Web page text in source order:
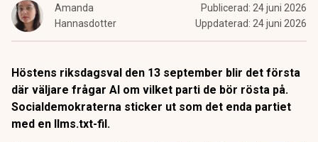
Amanda
Hannasdotter
Publicerad: 24 juni 2026
Uppdaterad: 24 juni 2026
Höstens riksdagsval den 13 september blir det första
där väljare frågar AI om vilket parti de bör rösta på.
Socialdemokraterna sticker ut som det enda partiet
med en llms.txt-fil.